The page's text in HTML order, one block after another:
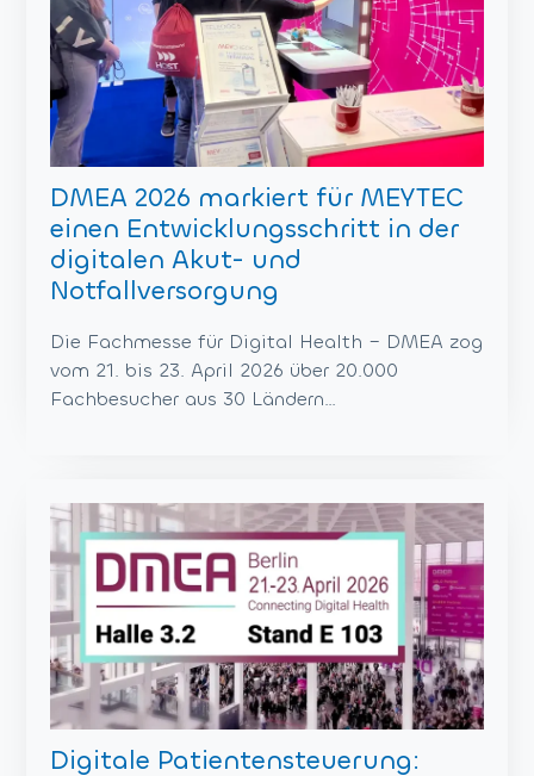
DMEA 2026 markiert für MEYTEC
einen Entwicklungsschritt in der
digitalen Akut- und
Notfallversorgung
Die Fachmesse für Digital Health – DMEA zog
vom 21. bis 23. April 2026 über 20.000
Fachbesucher aus 30 Ländern…
Digitale Patientensteuerung: